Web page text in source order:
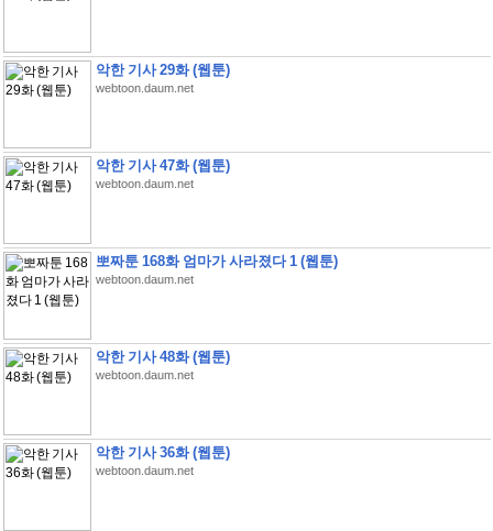
악한 기사 29화 (웹툰)
webtoon.daum.net
악한 기사 47화 (웹툰)
webtoon.daum.net
뽀짜툰 168화 엄마가 사라졌다 1 (웹툰)
webtoon.daum.net
악한 기사 48화 (웹툰)
webtoon.daum.net
악한 기사 36화 (웹툰)
webtoon.daum.net